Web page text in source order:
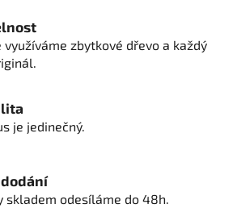
p
využíváme zbytkové dřevo a každý
je jedinečný.
skladem odesíláme do 48h.